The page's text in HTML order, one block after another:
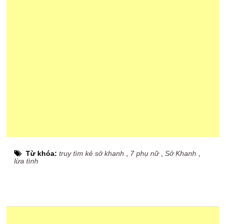
Từ khóa:truy tìm kẻ sở khanh 7 phụ nữ,Sở Khanh
lừa tình